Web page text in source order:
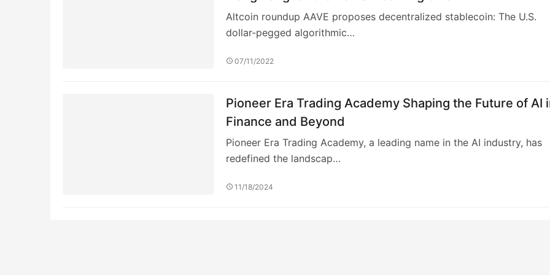
Altcoin roundup AAVE proposes decentralized stablecoin: The U.S.
dollar-pegged algorithmic…
07/11/2022
Pioneer Era Trading Academy Shaping the Future of AI
Finance and Beyond
Pioneer Era Trading Academy, a leading name in the AI industry, has
redefined the landscap…
11/18/2024